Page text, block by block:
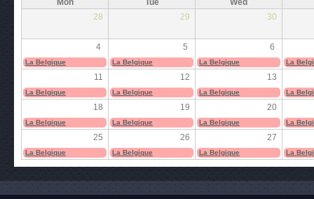
Mon Tue
Wed
28
29 30
4 5 6
La Belgique La Belgique La Belgique La
11 12 13
La Belgique La Belgique La Belgique La
18 19 20
La Belgique La Belgique La Belgique La
25 26 27
La Belgique La Belgique La Belgique La